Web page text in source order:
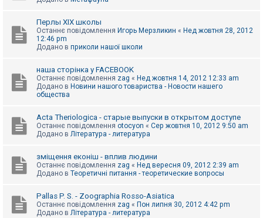
Перлы ХІХ школы
Останнє повідомлення Игорь Мерзликин « Нед жовтня 28, 2012
12:46 pm
Додано в приколи нашої школи
наша сторінка у FACEBOOK
Останнє повідомлення zag « Нед жовтня 14, 2012 12:33 am
Додано в Новини нашого товариства - Новости нашего
общества
Acta Theriologica - старые выпуски в открытом доступе
Останнє повідомлення otocyon « Сер жовтня 10, 2012 9:50 am
Додано в Література - литература
зміщення еконіш - вплив людини
Останнє повідомлення zag « Нед вересня 09, 2012 2:39 am
Додано в Теоретичні питання - теоретические вопросы
Pallas P. S. - Zoographia Rosso-Asiatica
Останнє повідомлення zag « Пон липня 30, 2012 4:42 pm
Додано в Література - литература